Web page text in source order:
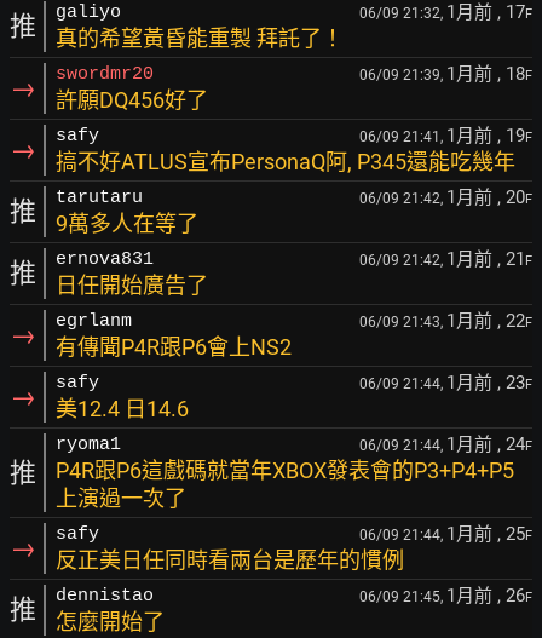
推 galiyo 06/09 21:32, 1月前 , 17F
真的希望黃昏能重製 拜託了！
→ swordmr20 06/09 21:39, 1月前 , 18F
許願DQ456好了
→ safy 06/09 21:41, 1月前 , 19F
搞不好ATLUS宣布PersonaQ阿, P345還能吃幾年
推 tarutaru 06/09 21:42, 1月前 , 20F
9萬多人在等了
推 ernova831 06/09 21:42, 1月前 , 21 F
日任開始廣告了
→ egrlanm 06/09 21:43, 1月前 , 22F
有傳聞P4R跟P6會上NS2
→ safy 06/09 21:44, 1月前 , 23F
美12.4 日14.6
推
ryoma1 06/09 21:44, 1月前 , 24F
P4R跟P6這戲碼就當年XBOX發表會的P3+P4+P5
上演過一次了
→ safy 06/09 21:44, 1月前 , 25F
反正美日任同時看兩台是歷年的慣例
推 dennistao 06/09 21:45, 1月前 , 26F
怎麼開始了